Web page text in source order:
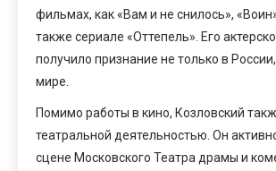
фильмах, как «Вам и не снилось»,
также сериале «Оттепель». Его
получило признание не только в
мире.
Помимо работы в кино, Козловский
театральной деятельностью. Он
сцене Московского Театра драмы и